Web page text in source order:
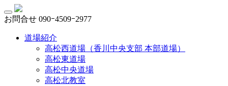
お問合せ 090ｰ4509ｰ2977
道場紹介
高松西道場（香川中央支部 本部道場）
高松東道場
高松中央道場
高松北教室